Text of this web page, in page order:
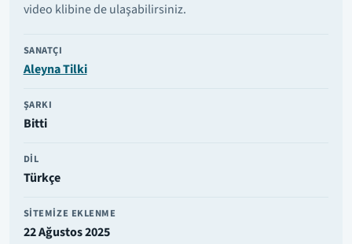
video klibine de ulaşabilirsiniz.
SANATÇI
Aleyna Tilki
ŞARKI
Bitti
DIL
Türkçe
SITEMIZE EKLENME
22 Ağustos 2025